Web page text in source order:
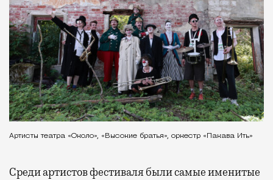
Артисты театра «Около», «Высокие братья», оркестр «Пакава Ить»
Среди артистов фестиваля были самые именитые